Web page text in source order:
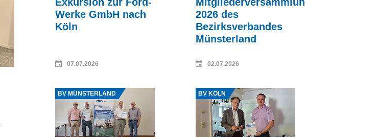
Werke GmbH nach
Köln
07.07.2026
2026 des
Bezirksverbandes
Münsterland
02.07.2026
BV MÜNSTERLAND
Quelle: Hermann Wansing BV KÖLN